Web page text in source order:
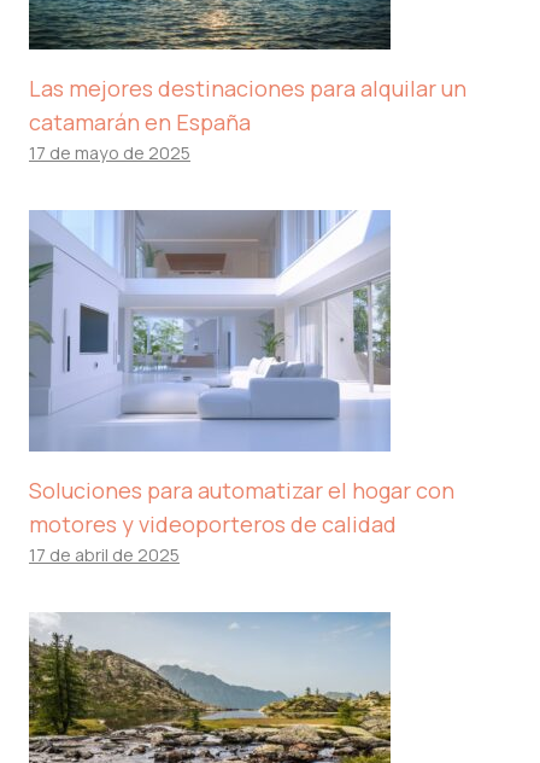
Las mejores destinaciones para alquilar un
catamarán en España
17 de mayo de 2025
Soluciones para automatizar el hogar con
motores y videoporteros de calidad
17 de abril de 2025